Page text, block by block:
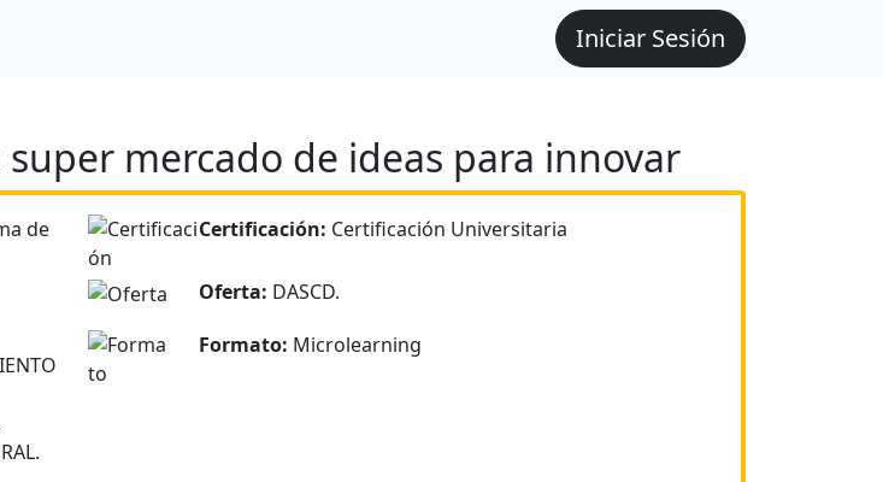
Iniciar Sesión
mercado de ideas para innovar
de
Certificación: Certificación Universitaria
Oferta: DASCD.
Formato: Microlearning